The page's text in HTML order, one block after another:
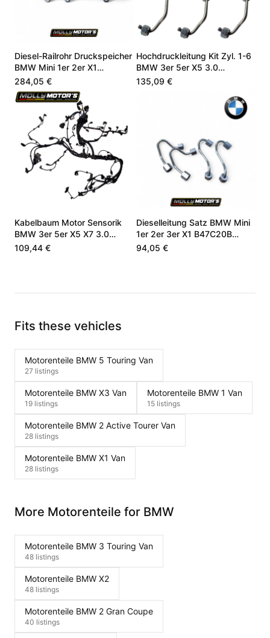
Diesel-Railrohr Druckspeicher
BMW Mini 1er 2er X1
B47C20B 13538579240
284,05 €
Hochdruckleitung Kit Zyl. 1-6
BMW 3er 5er X5 3.0
B57D30A 13538571575
135,09 €
Kabelbaum Motor Sensorik
BMW 3er 5er X5 X7 3.0
B57D30A 12518571106
109,44 €
Dieselleitung Satz BMW Mini
1er 2er 3er X1 B47C20B
13538472971
94,05 €
Fits these vehicles
Motorenteile BMW 5 Touring Van
27 listings
Motorenteile BMW X3 Van
19 listings
Motorenteile BMW 1 Van
15 listings
Motorenteile BMW 2 Active Tourer Van
28 listings
Motorenteile BMW X1 Van
28 listings
More Motorenteile for BMW
Motorenteile BMW 3 Touring Van
48 listings
Motorenteile BMW X2
48 listings
Motorenteile BMW 2 Gran Coupe
40 listings